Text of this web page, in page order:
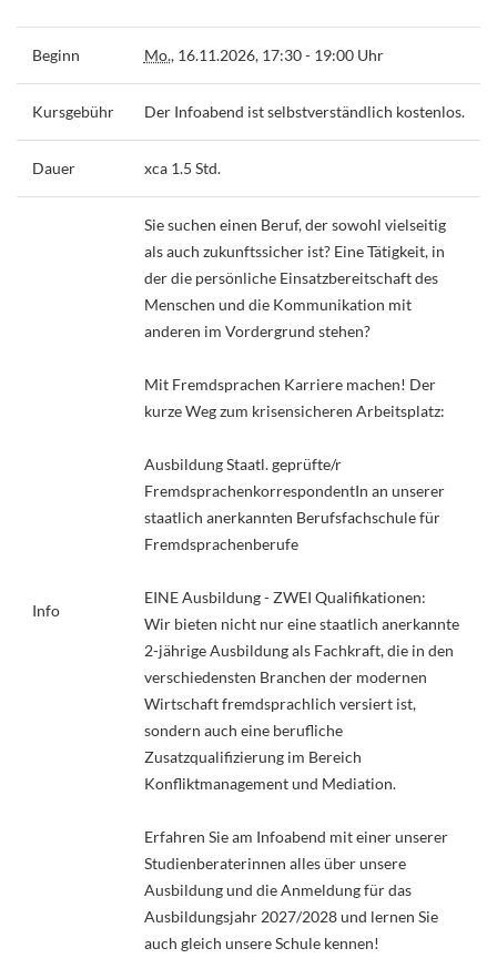
Beginn Mo., 16.11.2026, 17:30 - 19:00 Uhr
Kursgebühr Der Infoabend ist selbstverständlich kostenlos.
Dauer xca 1.5 Std.
Info
Sie suchen einen Beruf, der sowohl vielseitig
als auch zukunftssicher ist? Eine Tätigkeit, in
der die persönliche Einsatzbereitschaft des
Menschen und die Kommunikation mit
anderen im Vordergrund stehen?
Mit Fremdsprachen Karriere machen! Der
kurze Weg zum krisensicheren Arbeitsplatz:
Ausbildung Staatl. geprüfte/r
FremdsprachenkorrespondentIn an unserer
staatlich anerkannten Berufsfachschule für
Fremdsprachenberufe
EINE Ausbildung - ZWEI Qualifikationen:
Wir bieten nicht nur eine staatlich anerkannte
2-jährige Ausbildung als Fachkraft, die in den
verschiedensten Branchen der modernen
Wirtschaft fremdsprachlich versiert ist,
sondern auch eine berufliche
Zusatzqualifizierung im Bereich
Konfliktmanagement und Mediation.
Erfahren Sie am Infoabend mit einer unserer
Studienberaterinnen alles über unsere
Ausbildung und die Anmeldung für das
Ausbildungsjahr 2027/2028 und lernen Sie
auch gleich unsere Schule kennen!